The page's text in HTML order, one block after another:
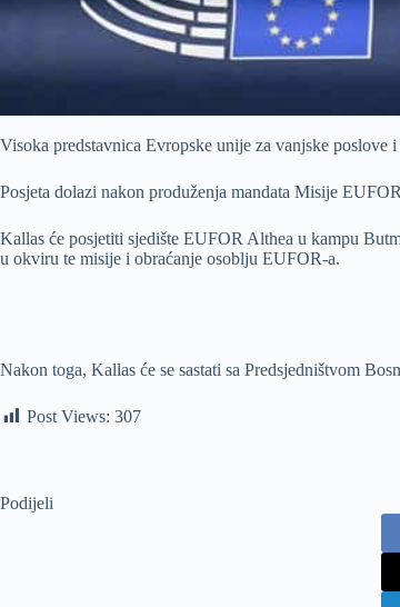
Visoka predstavnica Evropske unije za vanjske
Posjeta dolazi nakon produženja mandata Misije
Kallas će posjetiti sjedište EUFOR Althea u kampu
u okviru te misije i obraćanje osoblju EUFOR-a.
Nakon toga, Kallas će se sastati sa Predsjedništvom
Post Views: 307
Podijeli